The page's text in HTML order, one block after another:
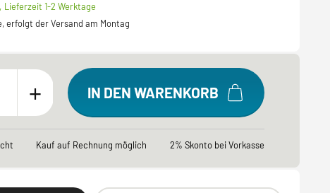
Lieferzeit 1-2 Werktage
erfolgt der Versand am Montag
+ IN DEN WARENKORB
Kauf auf Rechnung möglich 2% Skonto bei Vorkasse